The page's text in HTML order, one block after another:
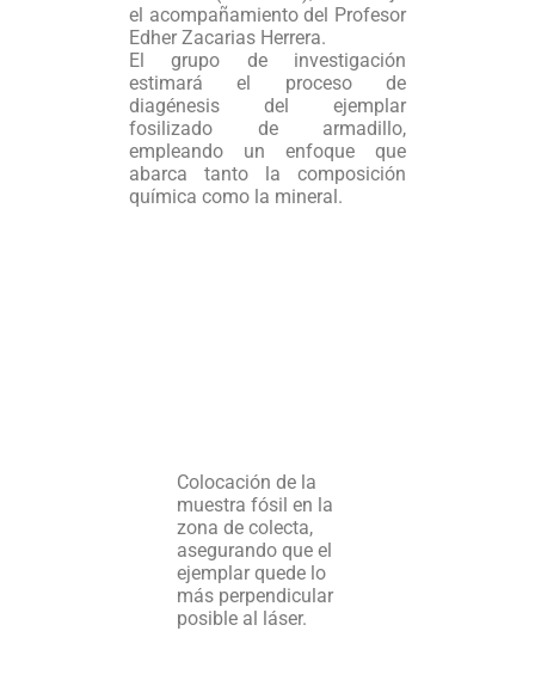
el acompañamiento del Profesor
Edher Zacarias Herrera.
El grupo de investigación
estimará el proceso de
diagénesis del ejemplar
fosilizado de armadillo,
empleando un enfoque que
abarca tanto la composición
química como la mineral.
Colocación de la
muestra fósil en la
zona de colecta,
asegurando que el
ejemplar quede lo
más perpendicular
posible al láser.